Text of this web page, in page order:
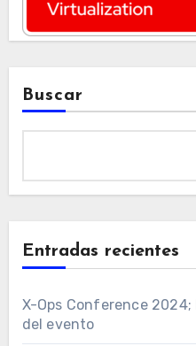
Buscar
Entradas recientes
X-Ops Conference
del evento